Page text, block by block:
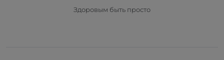
Здоровым быть просто